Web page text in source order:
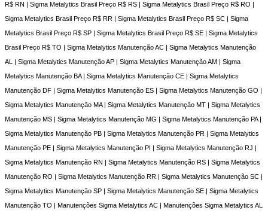
R$ RN | Sigma Metalytics Brasil Preço R$ RS | Sigma Metalytics Brasil Preço R$ RO |
Sigma Metalytics Brasil Preço R$ RR | Sigma Metalytics Brasil Preço R$ SC | Sigma
Metalytics Brasil Preço R$ SP | Sigma Metalytics Brasil Preço R$ SE | Sigma Metalytics
Brasil Preço R$ TO | Sigma Metalytics Manutenção AC | Sigma Metalytics Manutenção
AL | Sigma Metalytics Manutenção AP | Sigma Metalytics Manutenção AM | Sigma
Metalytics Manutenção BA | Sigma Metalytics Manutenção CE | Sigma Metalytics
Manutenção DF | Sigma Metalytics Manutenção ES | Sigma Metalytics Manutenção GO |
Sigma Metalytics Manutenção MA | Sigma Metalytics Manutenção MT | Sigma Metalytics
Manutenção MS | Sigma Metalytics Manutenção MG | Sigma Metalytics Manutenção PA |
Sigma Metalytics Manutenção PB | Sigma Metalytics Manutenção PR | Sigma Metalytics
Manutenção PE | Sigma Metalytics Manutenção PI | Sigma Metalytics Manutenção RJ |
Sigma Metalytics Manutenção RN | Sigma Metalytics Manutenção RS | Sigma Metalytics
Manutenção RO | Sigma Metalytics Manutenção RR | Sigma Metalytics Manutenção SC |
Sigma Metalytics Manutenção SP | Sigma Metalytics Manutenção SE | Sigma Metalytics
Manutenção TO | Manutenções Sigma Metalytics AC | Manutenções Sigma Metalytics AL